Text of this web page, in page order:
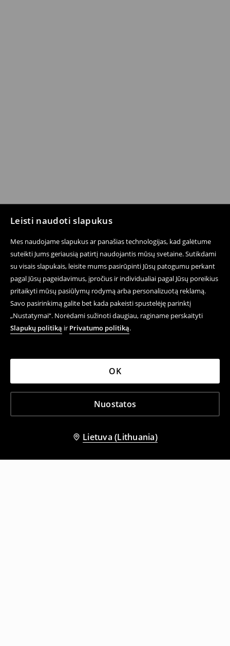
Leisti naudoti slapukus
Mes naudojame slapukus ar panašias technologijas, kad galėtume
suteikti Jums geriausią patirtį naudojantis mūsų svetaine. Sutikdami
su visais slapukais, leisite mums pasirūpinti Jūsų patogumu perkant
pagal Jūsų pageidavimus, įpročius ir individualiai pagal Jūsų poreikius
pritaikyti mūsų pasiūlymų rodymą arba personalizuotą reklamą.
Savo pasirinkimą galite bet kada pakeisti spustelėję parinktį
„Nustatymai“. Norėdami sužinoti daugiau, raginame perskaityti
Slapukų politiką ir Privatumo politiką.
Nuostatos
OK
Lietuva (Lithuania)